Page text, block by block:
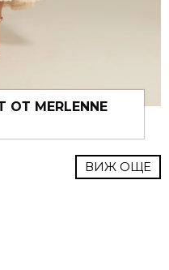
ОТ MERLENNE
ВИЖ ОЩЕ